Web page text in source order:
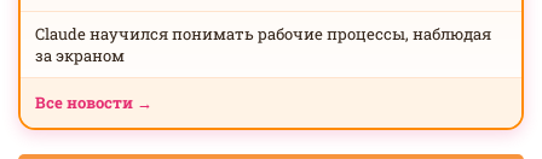
Claude научился понимать рабочие процессы, наблюдая
за экраном
Все новости →